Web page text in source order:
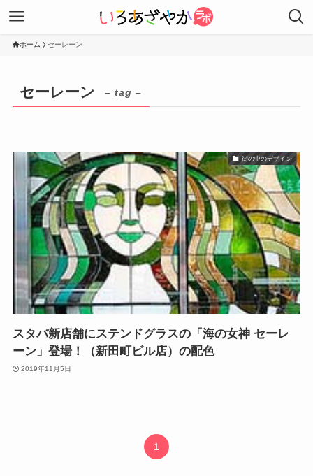
ホーム セーレーン
セーレーン – tag –
街の中のデザイン
スタバ新店舗にステンドグラスの「海の女神 セーレ
ーン」登場！（新田町ビル店）の配色
2019年11月5日
1